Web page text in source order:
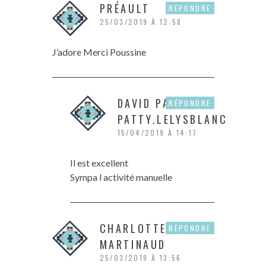
PRÉAULT
25/03/2019 À 12:58
J’adore Merci Poussine
RÉPONDRE
DAVID PATRICIA
PATTY.LELYSBLANC
15/04/2019 À 14:17
Il est excellent
Sympa l activité manuelle
RÉPONDRE
CHARLOTTE
MARTINAUD
25/03/2019 À 13:56
RÉPONDRE